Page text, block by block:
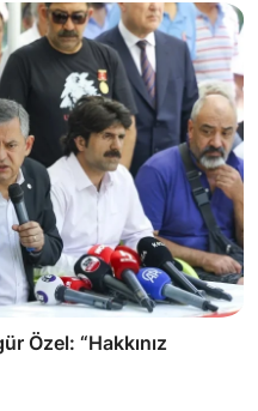
Özel: “Hakkınız